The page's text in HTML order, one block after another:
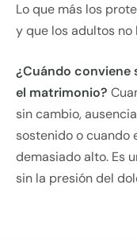
Lo que más los
y que los adultos no
¿Cuándo conviene
el matrimonio?
sin cambio,
sostenido o cuando
demasiado alto. Es
sin la presión del